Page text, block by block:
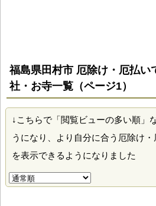
福島県田村市 厄除け・厄払い
社・お寺一覧（ページ1）
↓こちらで「閲覧ビューの多い順」
うになり、より自分に合う厄除け
を表示できるようになりました